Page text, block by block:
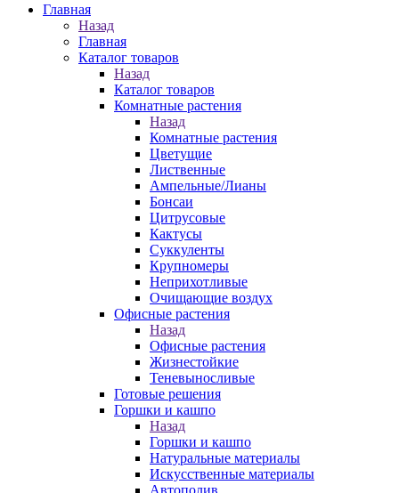
Главная
Назад
Главная
Каталог товаров
Назад
Каталог товаров
Комнатные растения
Назад
Комнатные растения
Цветущие
Лиственные
Ампельные/Лианы
Бонсаи
Цитрусовые
Кактусы
Суккуленты
Крупномеры
Неприхотливые
Очищающие воздух
Офисные растения
Назад
Офисные растения
Жизнестойкие
Теневыносливые
Готовые решения
Горшки и кашпо
Назад
Горшки и кашпо
Натуральные материалы
Искусственные материалы
Автополив